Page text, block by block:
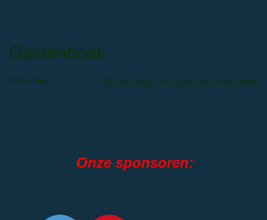
Gastenboek
0 berichten Nieuw bericht toevoegen aan gastenboek
Onze sponsoren: